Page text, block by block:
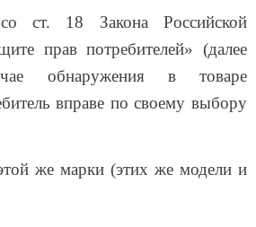
ст. 18 Закона Российской
прав потребителей» (далее
обнаружения в товаре
вправе по своему выбору
же марки (этих же модели и